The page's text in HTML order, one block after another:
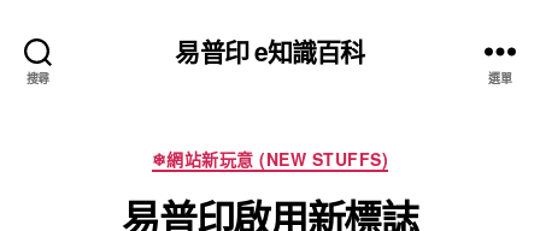
搜尋
易普印 e知識百科
選單
分
類
❄網站新玩意 (NEW STUFFS)
易普印啟用新標誌